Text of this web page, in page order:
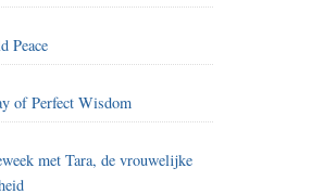
Peace
of Perfect Wisdom
met Tara, de vrouwelijke